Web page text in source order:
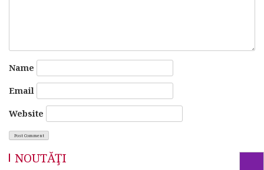
Name
Email
Website
NOUTĂŢI